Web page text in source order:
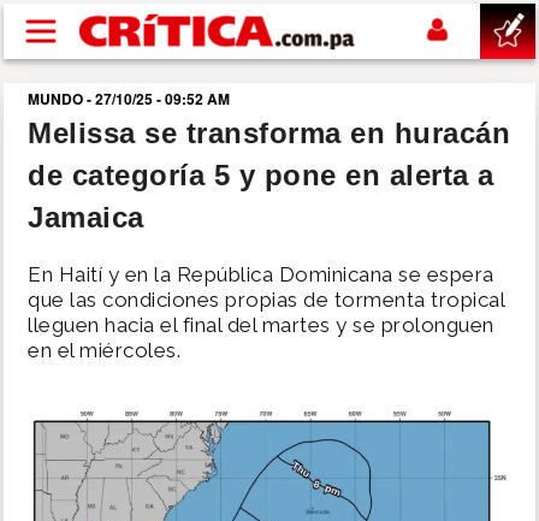
Pasar al contenido principal
buscar
SUCESOS
POLÍTICA
DEPORTES
MUNDO
MUNDO - 27/10/25 - 09:52 AM
Melissa se transforma en huracán
de categoría 5 y pone en alerta a
Jamaica
En Haití y en la República Dominicana se espera
que las condiciones propias de tormenta tropical
lleguen hacia el final del martes y se prolonguen
en el miércoles.